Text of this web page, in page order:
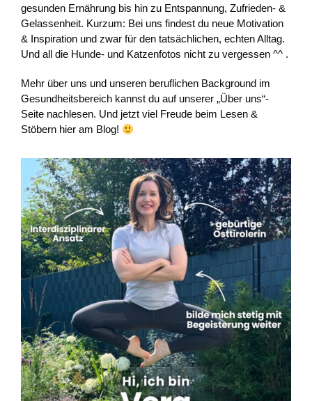
gesunden Ernährung bis hin zu Entspannung, Zufrieden- &
Gelassenheit. Kurzum: Bei uns findest du neue Motivation
& Inspiration und zwar für den tatsächlichen, echten Alltag.
Und all die Hunde- und Katzenfotos nicht zu vergessen ^^ .
Mehr über uns und unseren beruflichen Background im
Gesundheitsbereich kannst du auf unserer „Über uns“-
Seite nachlesen. Und jetzt viel Freude beim Lesen &
Stöbern hier am Blog!